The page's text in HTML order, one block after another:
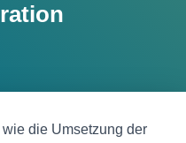
L
die Umsetzung der